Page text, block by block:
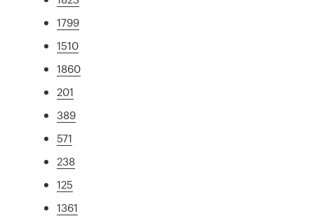
1799
1510
1860
201
389
571
238
125
1361